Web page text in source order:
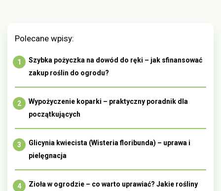
Polecane wpisy:
Szybka pożyczka na dowód do ręki – jak sfinansować
zakup roślin do ogrodu?
Wypożyczenie koparki – praktyczny poradnik dla
początkujących
Glicynia kwiecista (Wisteria floribunda) – uprawa i
pielęgnacja
Zioła w ogrodzie – co warto uprawiać? Jakie rośliny